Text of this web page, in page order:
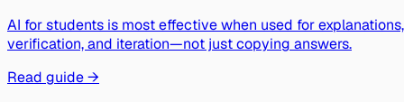
AI for students is most effective when used for explanations,
verification, and iteration—not just copying answers.
Read guide →